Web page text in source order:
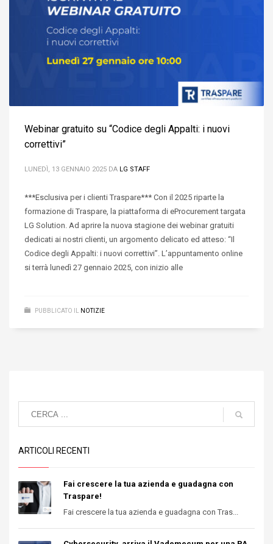
Webinar gratuito su “Codice degli Appalti: i nuovi
correttivi”
LUNEDÌ, 13 GENNAIO 2025 DA LG STAFF
***Esclusiva per i clienti Traspare*** Con il 2025 riparte la
formazione di Traspare, la piattaforma di eProcurement targata
LG Solution. Ad aprire la nuova stagione dei webinar gratuiti
dedicati ai nostri clienti, un argomento delicato ed atteso: “Il
Codice degli Appalti: i nuovi correttivi”. L’appuntamento online
si terrà lunedì 27 gennaio 2025, con inizio alle
PUBBLICATO IL NOTIZIE
ARTICOLI RECENTI
Fai crescere la tua azienda e guadagna con
Traspare!
Fai crescere la tua azienda e guadagna con Tras...